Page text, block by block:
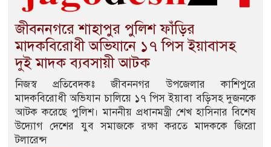
জীবননগরে শাহাপুর পুলিশ ফাঁড়ির
মাদকবিরোধী অভিযানে ১৭ পিস ইয়াবাসহ
দুই মাদক ব্যবসায়ী আটক
নিজস্ব প্রতিবেদকঃ জীবননগর উপজেলার কাশিপুরে
মাদকবিরোধী অভিযান চালিয়ে ১৭ পিস ইয়াবা বড়িসহ দুজনকে
আটক করেছে পুলিশ। মাননীয় প্রধানমন্ত্রী শেখ হাসিনার বিশেষ
উদ্যোগ দেশের যুব সমাজকে রক্ষা করতে মাদককে জিরো
টলারেন্স